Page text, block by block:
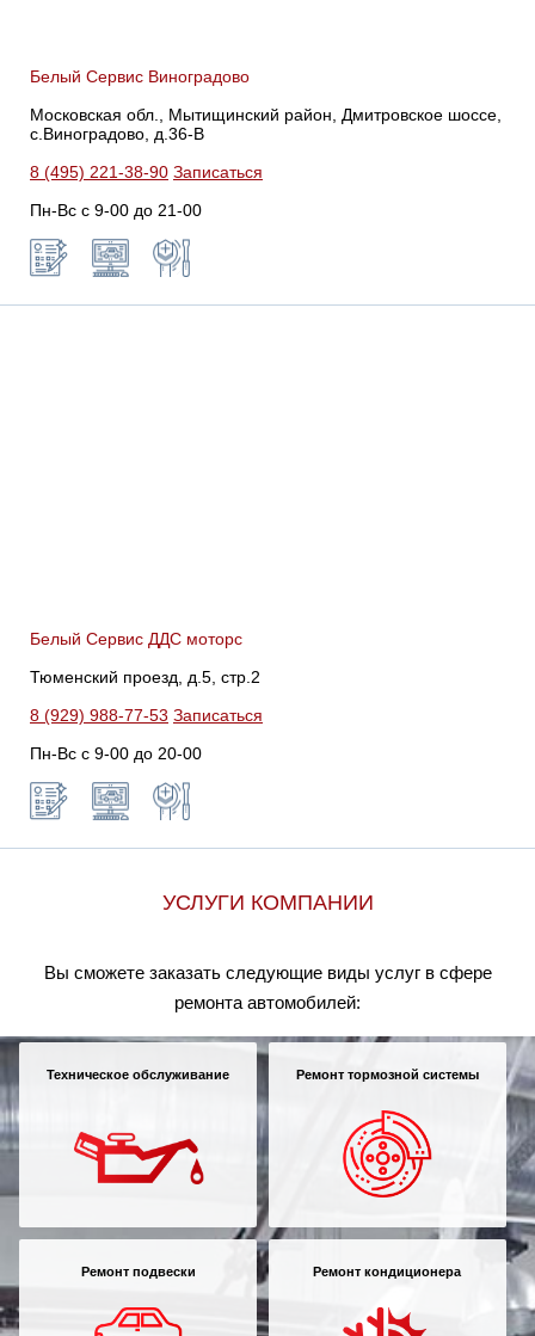
Белый Сервис Виноградово
Московская обл., Мытищинский район, Дмитровское шоссе,
с.Виноградово, д.36-В
8 (495) 221-38-90 Записаться
Пн-Вс с 9-00 до 21-00
Белый Сервис ДДС моторс
Тюменский проезд, д.5, стр.2
8 (929) 988-77-53 Записаться
Пн-Вс c 9-00 до 20-00
УСЛУГИ КОМПАНИИ
Вы сможете заказать следующие виды услуг в сфере
ремонта автомобилей:
Техническое обслуживание Ремонт тормозной системы
Ремонт подвески Ремонт кондиционера